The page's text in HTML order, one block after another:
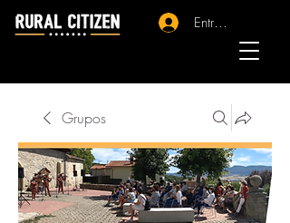
Entrar - Registro
Grupos